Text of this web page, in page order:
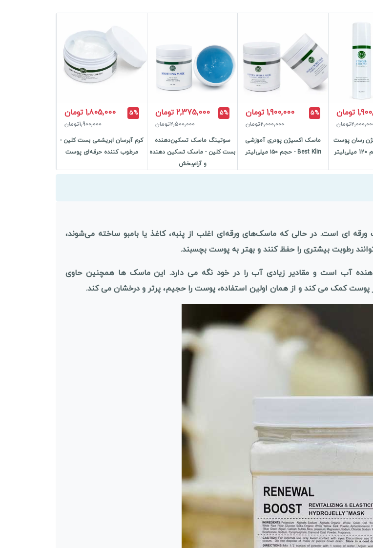
تومان
رسان پوست
5% 1,900,000 تومان
2,000,000تومان
ماسک اکسیژن پودری آموزشی
Best Klin - حجم ۱۵۰ میلی‌لیتر
5% 2,375,000 تومان
2,500,000تومان
سوتینگ ماسک تسکین‌دهنده
بست کلین - ماسک تسکین دهنده
و آرام‌بخش
5% 1,805,000 تومان
1,900,000تومان
کرم آبرسان ابریشمی بست کلین -
مرطوب کننده حرفه‌ای پوست
ای است. در حالی که ماسک‌های ورقه‌ای اغلب از پنبه، کاغذ یا بامبو ساخته می‌شوند،
رطوبت بیشتری را حفظ کنند و بهتر به پوست بچسبند.
آب است و مقادیر زیادی آب را در خود نگه می دارد. این ماسک ها همچنین حاوی
کمک می کند و از همان اولین استفاده، پوست را حجیم، پرتر و درخشان می کند.